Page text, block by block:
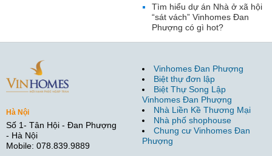
Tìm hiểu dự án Nhà ở xã hội
“sát vách” Vinhomes Đan
Phượng có gì hot?
Hà Nội
Số 1- Tân Hội - Đan Phượng
- Hà Nội
Mobile: 078.839.9889
Vinhomes Đan Phượng
Biệt thự đơn lập
Biệt Thự Song Lập
Vinhomes Đan Phượng
Nhà Liền Kề Thương Mại
Nhà phố shophouse
Chung cư Vinhomes Đan
Phượng